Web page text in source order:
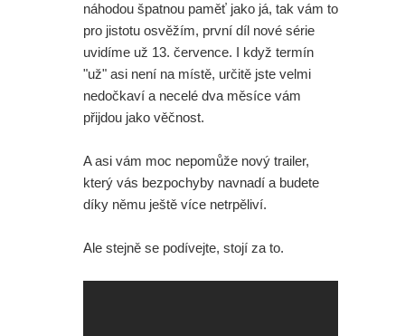
náhodou špatnou paměť jako já, tak vám to
pro jistotu osvěžím, první díl nové série
uvidíme už 13. července. I když termín
"už" asi není na místě, určitě jste velmi
nedočkaví a necelé dva měsíce vám
přijdou jako věčnost.
A asi vám moc nepomůže nový trailer,
který vás bezpochyby navnadí a budete
díky němu ještě více netrpěliví.
Ale stejně se podívejte, stojí za to.